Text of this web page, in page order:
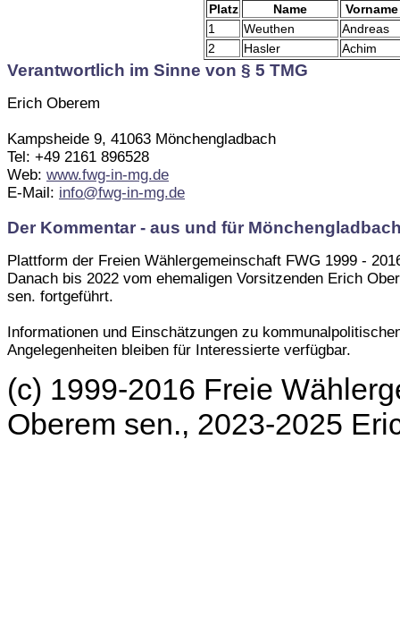
Platz
Name
Vorname
1
Weuthen
Andreas
2
Hasler Achim
Verantwortlich im Sinne von § 5 TMG
Erich Oberem
Kampsheide 9, 41063 Mönchengladbach
Tel: +49 2161 896528
Web: www.fwg-in-mg.de
E-Mail: info@fwg-in-mg.de
Der Kommentar - aus und für
Plattform der Freien Wählergemeinschaft FWG 1999 -
Danach bis 2022 vom ehemaligen Vorsitzenden Erich
sen. fortgeführt.
Informationen und Einschätzungen zu
Angelegenheiten bleiben für Interessierte verfügbar.
(c) 1999-2016 Freie
Oberem sen., 2023-2025